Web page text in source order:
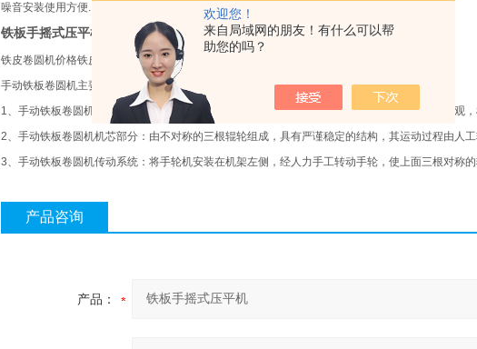
欢迎您！
来自局域网的朋友！有什么可以帮
助您的吗？
噪音安装使用方便. 寿命长 .手动卷圆机卷圆速度快
铁板手摇式压平机 小型手动铁皮卷板机特点
铁皮卷圆机价格铁皮保温铁皮卷板机价格主要部分及结构说明：
手动铁板卷圆机主要由机架部分、机芯部分和手轮组成。
1、手动铁板卷圆机机架部分：由型材和板材焊接而成，具有良好的刚性，加工板材表面平整美观
2、手动铁板卷圆机机芯部分：由不对称的三根辊轮组成，具有严谨稳定的结构，其运动过程由人
3、手动铁板卷圆机传动系统：将手轮机安装在机架左侧，经人力手工转动手轮，使上面三根对称
产品咨询
产品：